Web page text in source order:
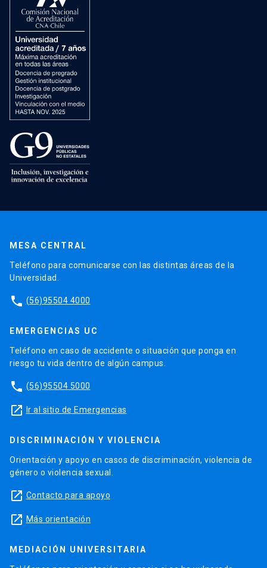
MESA CENTRAL
Teléfono para comunicarse con las distintas áreas de la
Universidad.
phone (56)95504 4000
EMERGENCIAS UC
Teléfono en caso de accidente o situación que ponga en
riesgo tu vida dentro de algún campus.
phone (56)95504 5000
launch Ir al sitio de Emergencias
DISCRIMINACIÓN Y VIOLENCIA
Orientación y apoyo en casos de discriminación, violencia de
género o violencia sexual.
launch Contacto para apoyo
launch Más orientación
MEDIACIÓN UNIVERSITARIA